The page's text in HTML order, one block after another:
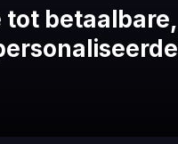
tot betaalbare,